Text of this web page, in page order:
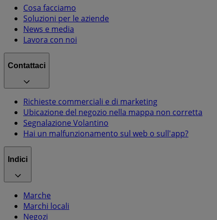
Cosa facciamo
Soluzioni per le aziende
News e media
Lavora con noi
Contattaci
Richieste commerciali e di marketing
Ubicazione del negozio nella mappa non corretta
Segnalazione Volantino
Hai un malfunzionamento sul web o sull'app?
Indici
Marche
Marchi locali
Negozi